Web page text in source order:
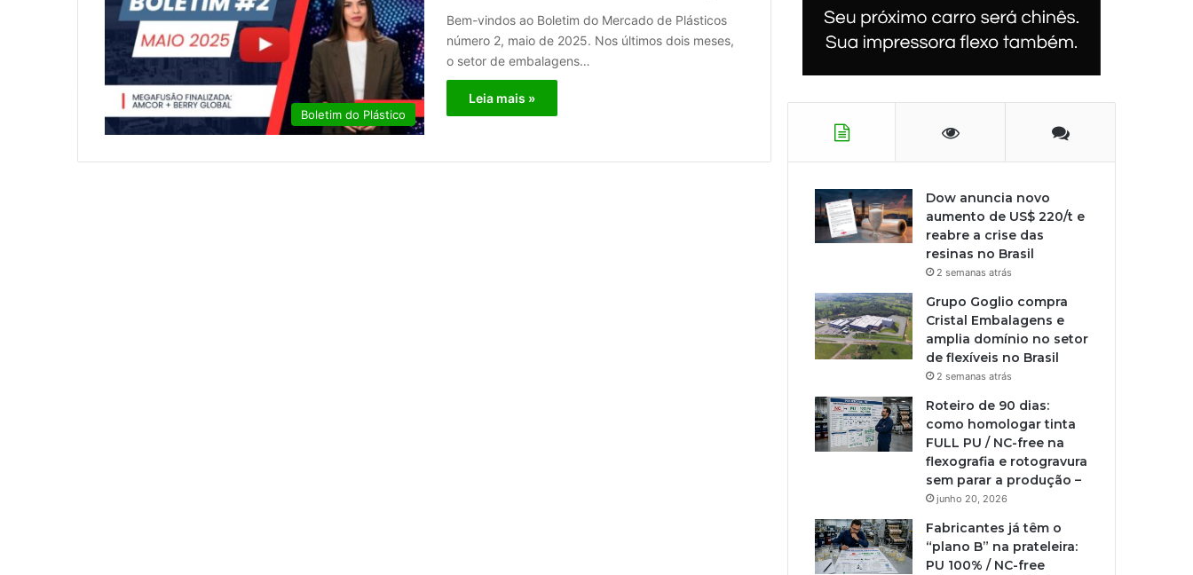
Boletim do Plástico
Bem-vindos ao Boletim do Mercado de Plásticos
número 2, maio de 2025. Nos últimos dois meses,
o setor de embalagens…
Leia mais »
Dow anuncia novo
aumento de US$ 220/t e
reabre a crise das
resinas no Brasil
2 semanas atrás
Grupo Goglio compra
Cristal Embalagens e
amplia domínio no setor
de flexíveis no Brasil
2 semanas atrás
Roteiro de 90 dias:
como homologar tinta
FULL PU / NC-free na
flexografia e rotogravura
sem parar a produção –
junho 20, 2026
Fabricantes já têm o
“plano B” na prateleira:
PU 100% / NC-free